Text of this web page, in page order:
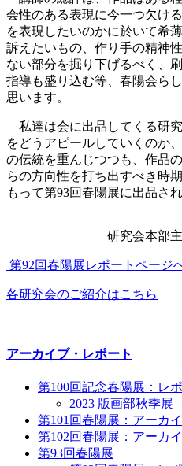
会性のある表現に今一つ欠け
を表現したいのかに於いて希
訴えたいもの、作り手の精神
ない部分を掘り下げるべく、
指導も盛り込む等、春陽会ら
思います。
私達は会に出品してくる研
をどうアピールしていくのか
の伝統を重んじつつも、作品
らの方向性を打ち出すべき時
もって第93回春陽展に出品さ
研究会本部
第92回春陽展レポートページ
各研究会のご紹介はこちら
アーカイブ・レポート
第100回記念春陽展：レ
2023 版画部秋季展
第101回春陽展：アーカ
第102回春陽展：アーカ
第93回春陽展